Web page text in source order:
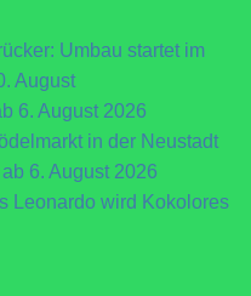
Umbau startet im
August
6. August 2026
in der Neustadt
6. August 2026
Leonardo wird Kokolores